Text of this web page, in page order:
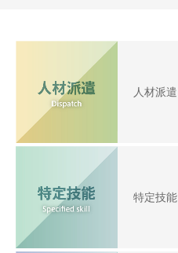
人材派遣
特定技能